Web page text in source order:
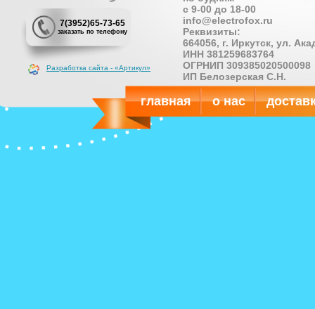
7(3952)65-73-65
заказать по телефону
Разработка сайта - «Артикул»
с 9-00 до 18-00
info@electrofox.ru
Реквизиты:
664056, г. Иркутск, ул.
ИНН 381259683764
ОГРНИП 309385020500098
ИП Белозерская С.Н.
главная о нас